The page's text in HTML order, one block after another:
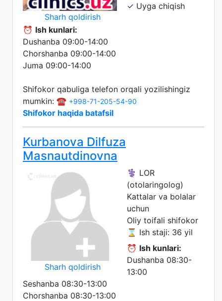
Sharh qoldirish
✓ Uyga chiqish
⏰ Ish kunlari:
Dushanba 09:00-14:00
Chorshanba 09:00-14:00
Juma 09:00-14:00
Shifokor qabuliga telefon orqali yozilishingiz
mumkin: ☎️ +998-71-205-54-90
Shifokor haqida batafsil
Kurbanova Dilfuza
Masnautdinovna
Sharh qoldirish
⚕️ LOR
(otolaringolog)
Kattalar va bolalar
uchun
Oliy toifali shifokor
⌛ Ish staji: 36 yil
⏰ Ish kunlari:
Dushanba 08:30-
13:00
Seshanba 08:30-13:00
Chorshanba 08:30-13:00